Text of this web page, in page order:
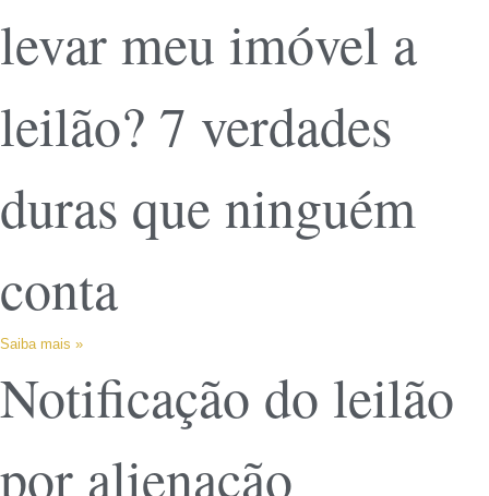
levar meu imóvel a
leilão? 7 verdades
duras que ninguém
conta
Saiba mais »
Notificação do leilão
por alienação